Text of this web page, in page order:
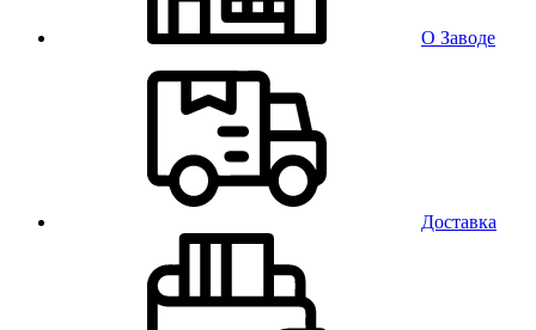
О Заводе
Доставка